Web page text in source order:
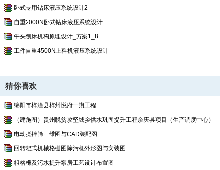
卧式专用钻床液压系统设计2
自重2000N卧式钻床液压系统设计
牛头刨床机构原理设计_方案1_8
工件自重4500N上料机液压系统设计
猜你喜欢
绵阳市梓潼县梓州悦府一期工程
（建施图）贵州脱贫攻坚城乡供水巩固提升工程余庆县项目（生产调度中心）
电动搅拌筛三维图与CAD装配图
回转耙式机械格栅图除污机外形图与安装图
粗格栅及污水提升泵房工艺设计布置图